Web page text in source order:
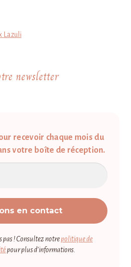
Lazuli
newsletter
recevoir chaque mois du
votre boîte de réception.
pas ! Consultez notrepolitique de
pour plus d’informations.